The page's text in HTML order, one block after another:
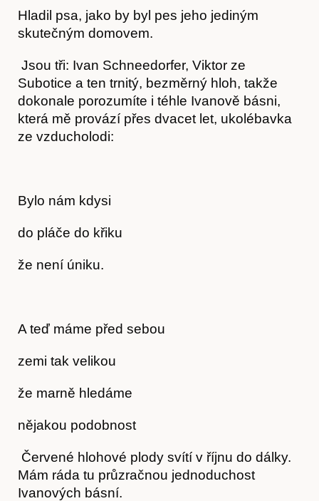
Hladil psa, jako by byl pes jeho jediným
skutečným domovem.
Jsou tři: Ivan Schneedorfer, Viktor ze
Subotice a ten trnitý, bezměrný hloh, takže
dokonale porozumíte i téhle Ivanově básni,
která mě provází přes dvacet let, ukolébavka
ze vzducholodi:
Bylo nám kdysi
do pláče do křiku
že není úniku.
A teď máme před sebou
zemi tak velikou
že marně hledáme
nějakou podobnost
Červené hlohové plody svítí v říjnu do dálky.
Mám ráda tu průzračnou jednoduchost
Ivanových básní.